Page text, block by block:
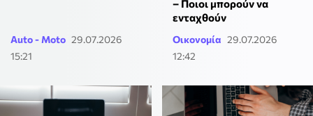
Auto - Moto 29.07.2026
15:21
– Ποιοι μπορούν να
ενταχθούν
Οικονομία 29.07.2026
12:42